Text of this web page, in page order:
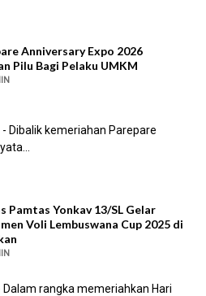
Anniversary Expo 2026
Pilu Bagi Pelaku UMKM
- Dibalik kemeriahan Parepare
Pamtas Yonkav 13/SL Gelar
Voli Lembuswana Cup 2025 di
Dalam rangka memeriahkan Hari